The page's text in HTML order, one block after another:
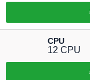
CPU
12 CPU